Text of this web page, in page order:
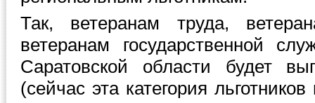
Так, ветеранам труда,
ветеранам государственной
Саратовской области будет
(сейчас эта категория